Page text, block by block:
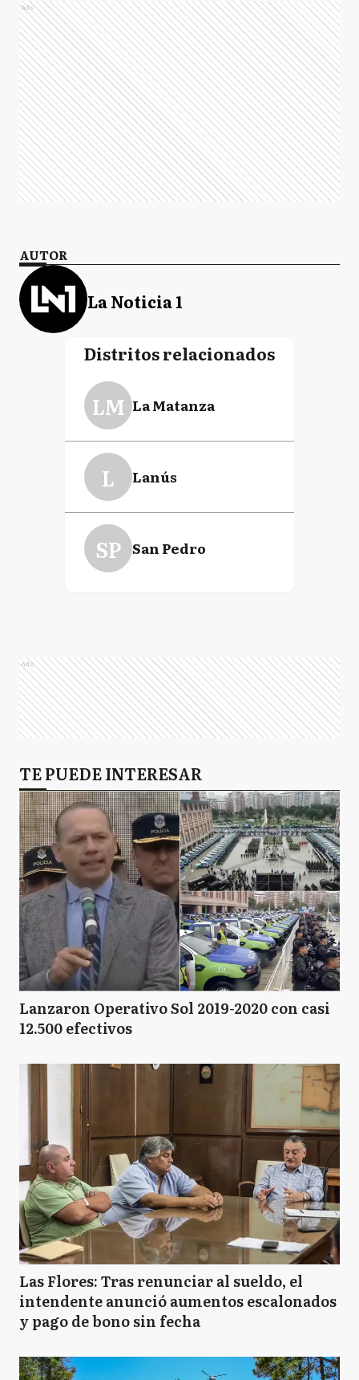
Ads
AUTOR
La Noticia 1
Distritos relacionados
LM La Matanza
L Lanús
SP San Pedro
Ads
TE PUEDE INTERESAR
Lanzaron Operativo Sol 2019-2020 con casi
12.500 efectivos
Las Flores: Tras renunciar al sueldo, el
intendente anunció aumentos escalonados
y pago de bono sin fecha